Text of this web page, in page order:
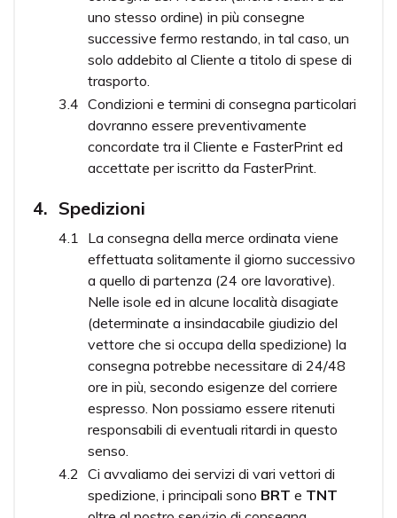
uno stesso ordine) in più consegne
successive fermo restando, in tal caso, un
solo addebito al Cliente a titolo di spese di
trasporto.
Condizioni e termini di consegna particolari
dovranno essere preventivamente
concordate tra il Cliente e FasterPrint ed
accettate per iscritto da FasterPrint.
Spedizioni
La consegna della merce ordinata viene
effettuata solitamente il giorno successivo
a quello di partenza (24 ore lavorative).
Nelle isole ed in alcune località disagiate
(determinate a insindacabile giudizio del
vettore che si occupa della spedizione) la
consegna potrebbe necessitare di 24/48
ore in più, secondo esigenze del corriere
espresso. Non possiamo essere ritenuti
responsabili di eventuali ritardi in questo
senso.
Ci avvaliamo dei servizi di vari vettori di
spedizione, i principali sono BRT e TNT